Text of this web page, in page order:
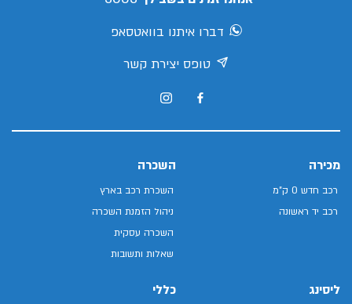
דברו איתנו בוואטסאפ
טופס יצירת קשר
מכירה
רכב חדש 0 ק"מ
רכב יד ראשונה
השכרה
השכרת רכב בארץ
ניהול הזמנת השכרה
השכרה עסקית
שאלות ותשובות
ליסינג כללי